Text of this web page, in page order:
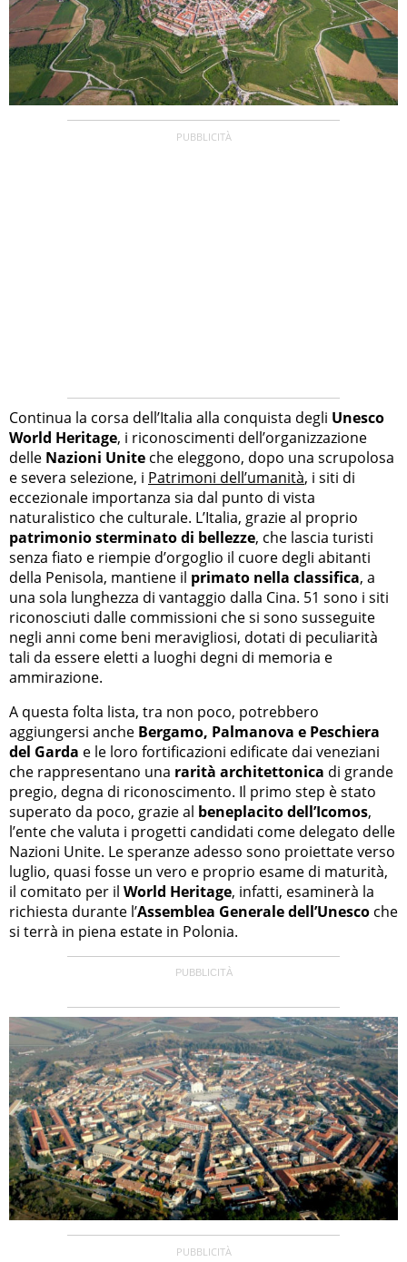
Continua la corsa dell’Italia alla conquista degli Unesco
World Heritage, i riconoscimenti dell’organizzazione
delle Nazioni Unite che eleggono, dopo una scrupolosa
e severa selezione, i Patrimoni dell’umanità, i siti di
eccezionale importanza sia dal punto di vista
naturalistico che culturale. L’Italia, grazie al proprio
patrimonio sterminato di bellezze, che lascia turisti
senza fiato e riempie d’orgoglio il cuore degli abitanti
della Penisola, mantiene il primato nella classifica, a
una sola lunghezza di vantaggio dalla Cina. 51 sono i siti
riconosciuti dalle commissioni che si sono susseguite
negli anni come beni meravigliosi, dotati di peculiarità
tali da essere eletti a luoghi degni di memoria e
ammirazione.
A questa folta lista, tra non poco, potrebbero
aggiungersi anche Bergamo, Palmanova e Peschiera
del Garda e le loro fortificazioni edificate dai veneziani
che rappresentano una rarità architettonica di grande
pregio, degna di riconoscimento. Il primo step è stato
superato da poco, grazie al beneplacito dell’Icomos,
l’ente che valuta i progetti candidati come delegato delle
Nazioni Unite. Le speranze adesso sono proiettate verso
luglio, quasi fosse un vero e proprio esame di maturità,
il comitato per il World Heritage, infatti, esaminerà la
richiesta durante l’Assemblea Generale dell’Unesco che
si terrà in piena estate in Polonia.